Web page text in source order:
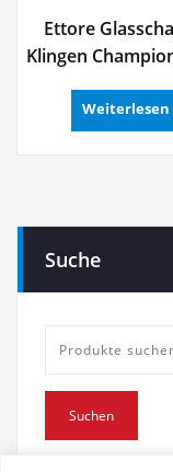
Ettore
Klingen
Weiterlesen
Suche
nach:
Suchen